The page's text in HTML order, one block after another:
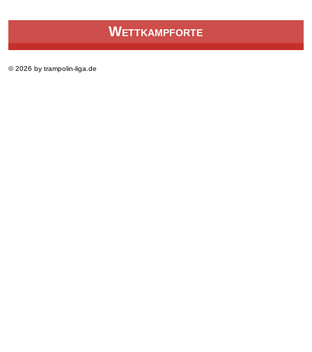
Wettkampforte
© 2026 by trampolin-liga.de